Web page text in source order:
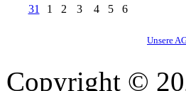
31
1 2 3 4 5 6
Unsere
Copyright ©